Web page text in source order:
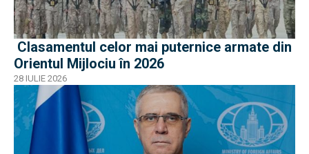
Clasamentul celor mai puternice armate din
Orientul Mijlociu în 2026
28 IULIE 2026